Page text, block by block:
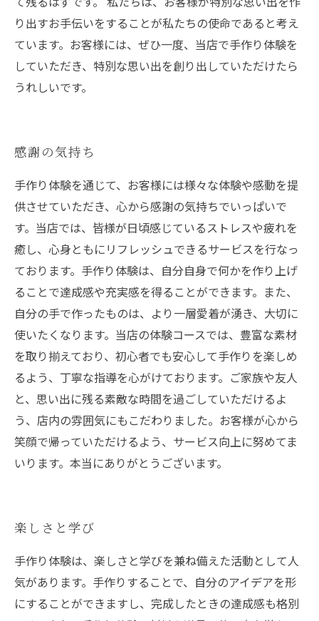
り出すお手伝いをすることが私たちの使命であると考え
ています。お客様には、ぜひ一度、当店で手作り体験を
していただき、特別な思い出を創り出していただけたら
うれしいです。
感謝の気持ち
手作り体験を通じて、お客様には様々な体験や感動を提
供させていただき、心から感謝の気持ちでいっぱいで
す。当店では、皆様が日頃感じているストレスや疲れを
癒し、心身ともにリフレッシュできるサービスを行なっ
ております。手作り体験は、自分自身で何かを作り上げ
ることで達成感や充実感を得ることができます。また、
自分の手で作ったものは、より一層愛着が湧き、大切に
使いたくなります。当店の体験コースでは、豊富な素材
を取り揃えており、初心者でも安心して手作りを楽しめ
るよう、丁寧な指導を心がけております。ご家族や友人
と、思い出に残る素敵な時間を過ごしていただけるよ
う、店内の雰囲気にもこだわりました。お客様が心から
笑顔で帰っていただけるよう、サービス向上に努めてま
いります。本当にありがとうございます。
楽しさと学び
手作り体験は、楽しさと学びを兼ね備えた活動として人
気があります。手作りすることで、自分のアイデアを形
にすることができますし、完成したときの達成感も格別